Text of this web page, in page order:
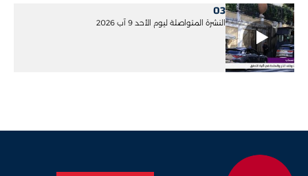
03
النشرة المتواصلة ليوم الأحد 9 آب 2026